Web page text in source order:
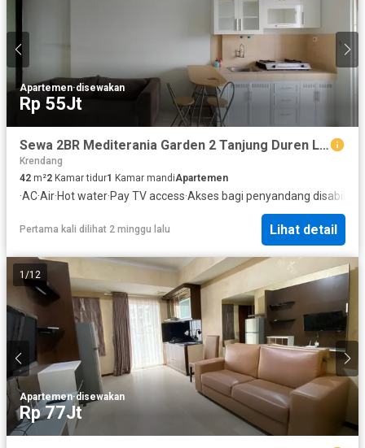
Apartemen·disewakan
Rp 55Jt
Sewa 2BR Mediterania Garden 2 Tanjung Duren Lokasi Strategis Dekat Mall, Kantor, Universitas
Krendang
42 m²2 Kamar tidur1 Kamar mandiApartemen
·AC·Air·Hot water·Pay TV access·Akses bagi penyandang disabilitas
Pertama kali dilihat 2 minggu lalu Lihat detail
1 /12
Apartemen·disewakan
Rp 77Jt